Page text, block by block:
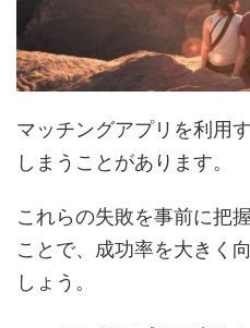
マッチングアプリを利用
しまうことがあります。
これらの失敗を事前に把
ことで、成功率を大きく
しょう。